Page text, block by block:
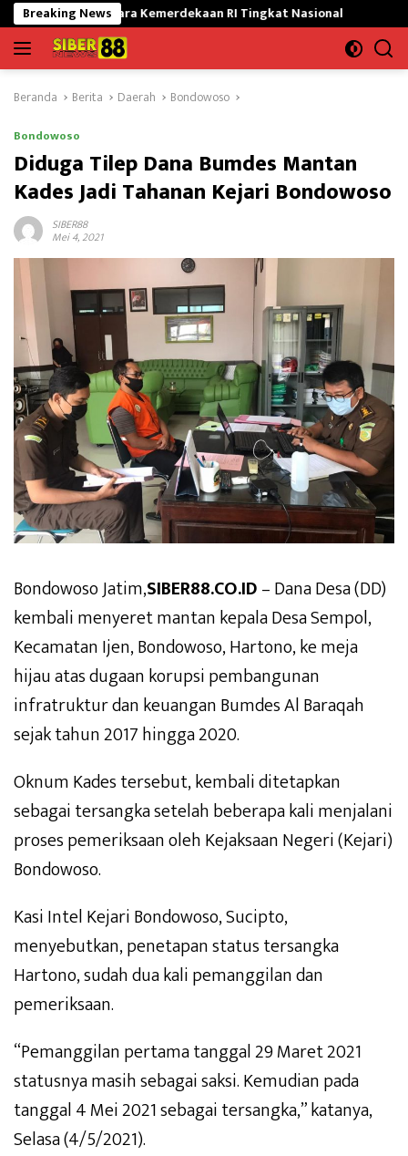
Langsung
ke
konten
Breaking News
Kemerdekaan RI Tingkat Nasional Satgas Yonif
Beranda Berita Daerah Bondowoso
Bondowoso
Diduga Tilep Dana Bumdes Mantan
Kades Jadi Tahanan Kejari Bondowoso
SIBER88
Mei 4, 2021
Bondowoso Jatim,SIBER88.CO.ID– Dana Desa (DD)
kembali menyeret mantan kepala Desa Sempol,
Kecamatan Ijen, Bondowoso, Hartono, ke meja
hijau atas dugaan korupsi pembangunan
infratruktur dan keuangan Bumdes Al Baraqah
sejak tahun 2017 hingga 2020.
Oknum Kades tersebut, kembali ditetapkan
sebagai tersangka setelah beberapa kali menjalani
proses pemeriksaan oleh Kejaksaan Negeri (Kejari)
Bondowoso.
Kasi Intel Kejari Bondowoso, Sucipto,
menyebutkan, penetapan status tersangka
Hartono, sudah dua kali pemanggilan dan
pemeriksaan.
“Pemanggilan pertama tanggal 29 Maret 2021
statusnya masih sebagai saksi. Kemudian pada
tanggal 4 Mei 2021 sebagai tersangka,” katanya,
Selasa (4/5/2021).